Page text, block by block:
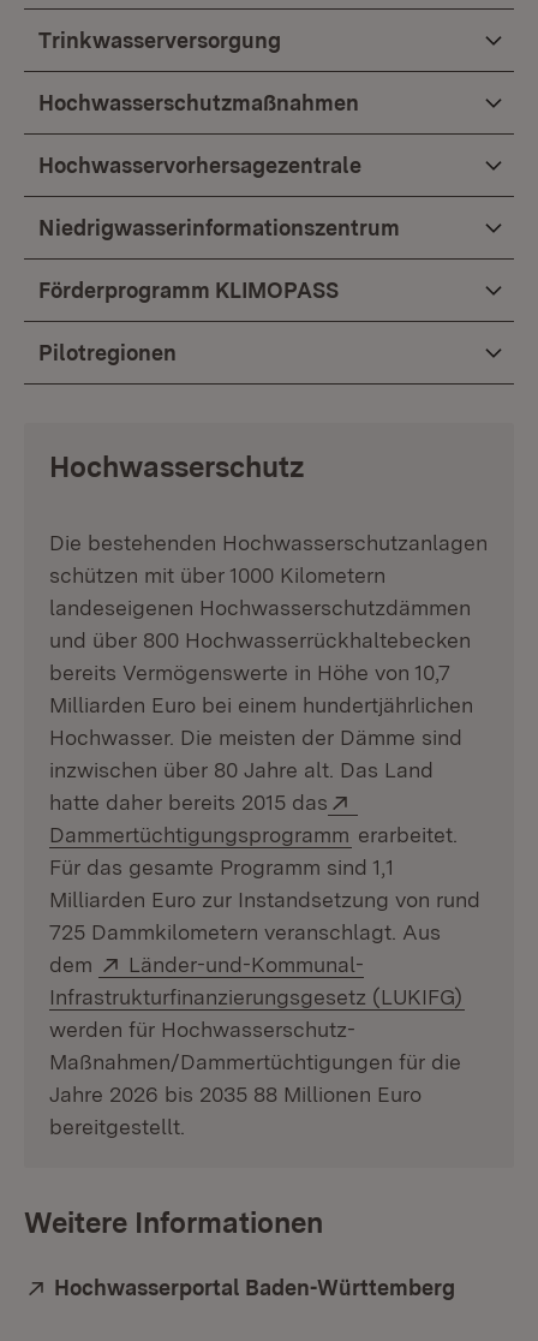
Trinkwasserversorgung
Hochwasserschutzmaßnahmen
Hochwasservorhersagezentrale
Niedrigwasserinformationszentrum
Förderprogramm KLIMOPASS
Pilotregionen
Hochwasserschutz
Die bestehenden Hochwasserschutzanlagen
schützen mit über 1000 Kilometern
landeseigenen Hochwasserschutzdämmen
und über 800 Hochwasserrückhaltebecken
bereits Vermögenswerte in Höhe von 10,7
Milliarden Euro bei einem hundertjährlichen
Hochwasser. Die meisten der Dämme sind
inzwischen über 80 Jahre alt. Das Land
hatte daher bereits 2015 das
Dammertüchtigungsprogramm (Öffnet in neuem
erarbeitet.
Für das gesamte Programm sind 1,1
Milliarden Euro zur Instandsetzung von rund
725 Dammkilometern veranschlagt. Aus
dem
Extern:
Länder-und-Kommunal-
Infrastrukturfinanzierungsgesetz (LUKIFG)
werden für Hochwasserschutz-
Maßnahmen/Dammertüchtigungen für die
Jahre 2026 bis 2035 88 Millionen Euro
bereitgestellt.
Weitere Informationen
Extern:
Hochwasserportal Baden-Württemberg